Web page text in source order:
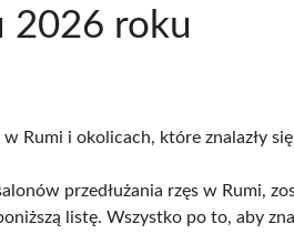
2026 roku
Rumi i okolicach, które znalazły
przedłużania rzęs w Rumi,
listę. Wszystko po to, aby